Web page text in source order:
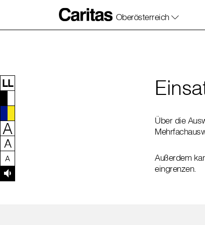
Zum Inhalt dieser Seite
Zur Navigation
Zum Footer dieser Seite
Oberösterreich
LL
A
A
A
Über die
Außerdem
eingrenzen.